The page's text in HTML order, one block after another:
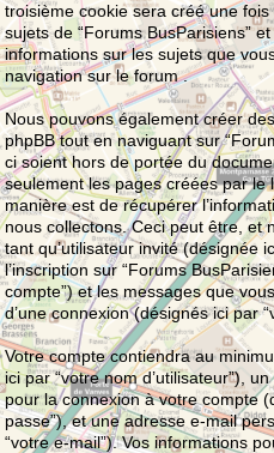
troisième cookie sera créé une
sujets de “Forums BusParisiens”
informations sur les sujets que
navigation sur le forum .
Nous pouvons également créer
phpBB tout en naviguant sur
ci soient hors de portée du
seulement les pages créées par le
manière est de récupérer
nous collectons. Ceci peut être, et
tant qu’utilisateur invité (désignée
l’inscription sur “Forums
compte”) et les messages que
d’une connexion (désignés ici par
Votre compte contiendra au
ici par “votre nom d’utilisateur”),
pour la connexion à votre compte
passe”), et une adresse e-mail
“votre e-mail”). Vos informations